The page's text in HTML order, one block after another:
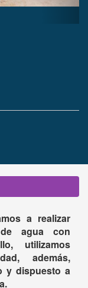
a realizar
de agua con
utilizamos
además,
y dispuesto a